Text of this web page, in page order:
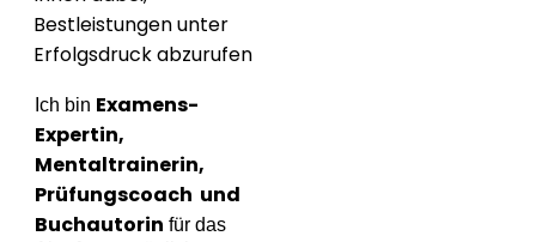
Ich bin Examens-
Expertin,
Mentaltrainerin,
Prüfungscoach und
Buchautorin für das